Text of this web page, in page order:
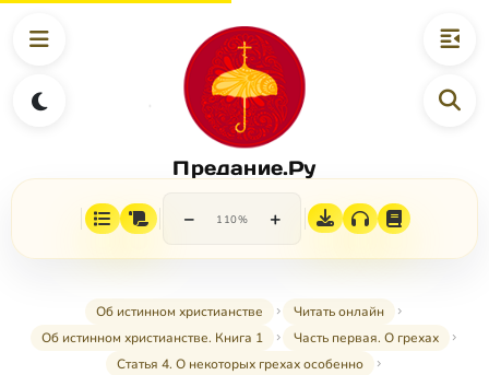
Предание.Ру
− 110% +
Об истинном христианстве
Читать онлайн
Об истинном христианстве. Книга 1
Часть первая. О грехах
Статья 4. О некоторых грехах особенно